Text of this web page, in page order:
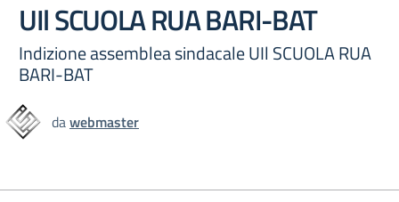
UIl SCUOLA RUA BARI-BAT
Indizione assemblea sindacale UIl SCUOLA RUA
BARI-BAT
dawebmaster